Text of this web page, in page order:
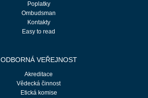
Poplatky
Ombudsman
Kontakty
Easy to read
ODBORNÁ VEŘEJNOST
Akreditace
Vědecká činnost
Etická komise